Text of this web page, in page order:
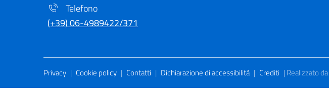
Telefono
(+39) 06-4989422/371
Useful Links Section
Privacy | Cookie policy | Contatti | Dichiarazione di accessibilità | Crediti | Realizzato da